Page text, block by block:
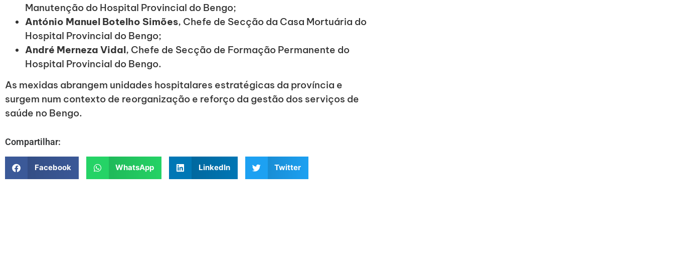
Manutenção do Hospital Provincial do Bengo;
António Manuel Botelho Simões, Chefe de Secção da Casa Mortuária do
Hospital Provincial do Bengo;
André Merneza Vidal, Chefe de Secção de Formação Permanente do
Hospital Provincial do Bengo.
As mexidas abrangem unidades hospitalares estratégicas da província e
surgem num contexto de reorganização e reforço da gestão dos serviços de
saúde no Bengo.
Compartilhar:
Facebook WhatsApp LinkedIn Twitter